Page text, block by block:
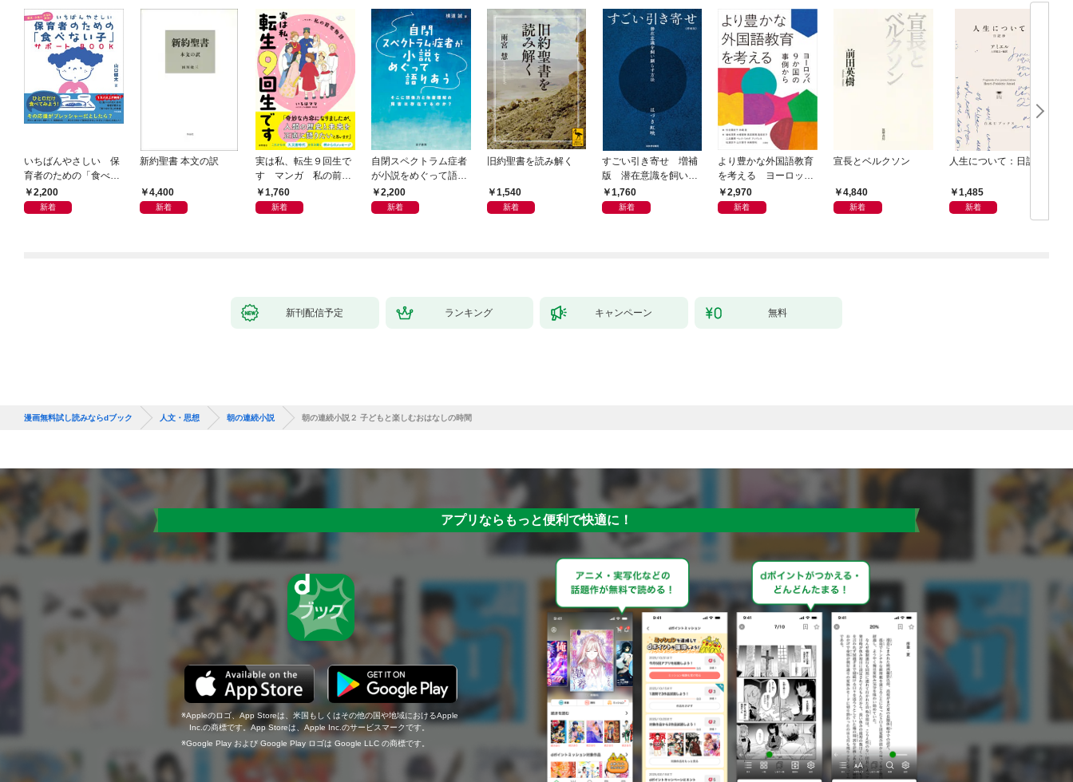
いちばんやさしい 保
育者のための「食べな
い子」サポートＢＯＯ
Ｋ 偏食・少食のお悩
2,200
新着
新約聖書 本文の訳
4,400
新着
実は私、転生９回生で
す マンガ 私の前世
物語1,760
新着
自閉スペクトラム症者
が小説をめぐって語り
あう2,200
新着
旧約聖書を読み解く
1,540
新着
すごい引き寄せ 増補
版 潜在意識を飼い馴
らす方法
1,760
新着
より豊かな外国語教育
を考える ヨーロッパ
9か国の事例から
2,970
新着
宣長とベルクソン
4,840
新着
人生について：日記抄
1,485
新着
新刊配信予定 ランキング キャンペーン 無料
漫画無料試し読みならdブック 人文・思想 朝の連続小説 朝の連続小説２ 子どもと楽しむおはなしの時間
アプリならもっと便利で快適に！
Appleのロゴ、App Storeは、米国もしくはその他の国や地域におけるApple
Inc.の商標です。App Storeは、Apple Inc.のサービスマークです。
Google Play および Google Play ロゴは Google LLC の商標です。